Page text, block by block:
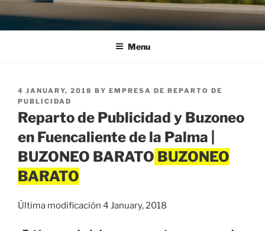
Menu
POSTED
ON
4 JANUARY, 2018 BY EMPRESA DE REPARTO DE
PUBLICIDAD
Reparto de Publicidad y Buzoneo
en Fuencaliente de la Palma |
BUZONEO BARATO
Última modificación 4 January, 2018